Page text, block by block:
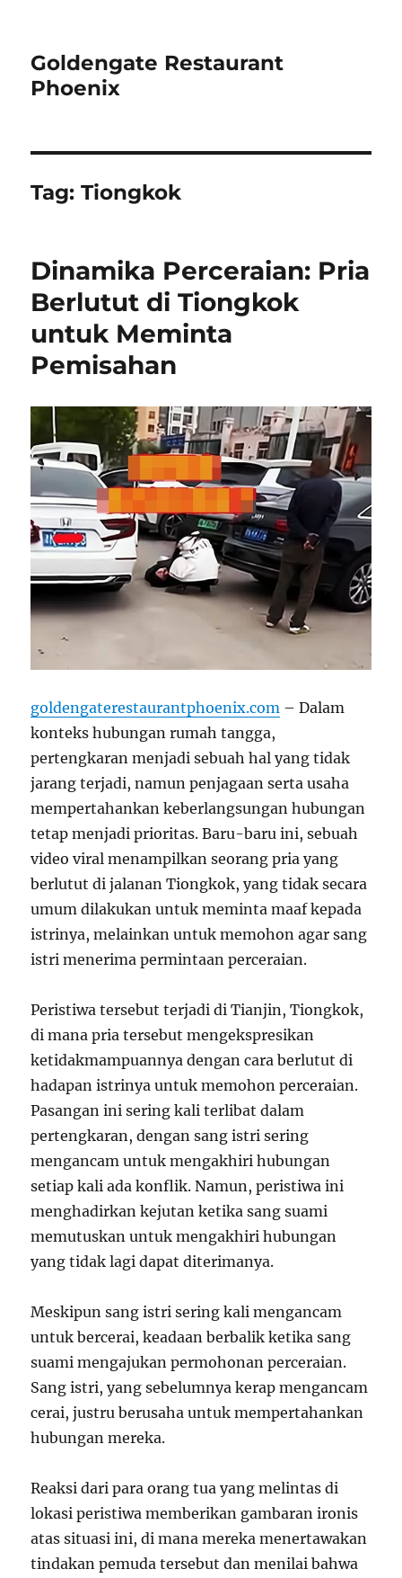
Goldengate Restaurant
Phoenix
Tag:Tiongkok
Dinamika Perceraian: Pria
Berlutut di Tiongkok
untuk Meminta
Pemisahan
goldengaterestaurantphoenix.com – Dalam
konteks hubungan rumah tangga,
pertengkaran menjadi sebuah hal yang tidak
jarang terjadi, namun penjagaan serta usaha
mempertahankan keberlangsungan hubungan
tetap menjadi prioritas. Baru-baru ini, sebuah
video viral menampilkan seorang pria yang
berlutut di jalanan Tiongkok, yang tidak secara
umum dilakukan untuk meminta maaf kepada
istrinya, melainkan untuk memohon agar sang
istri menerima permintaan perceraian.
Peristiwa tersebut terjadi di Tianjin, Tiongkok,
di mana pria tersebut mengekspresikan
ketidakmampuannya dengan cara berlutut di
hadapan istrinya untuk memohon perceraian.
Pasangan ini sering kali terlibat dalam
pertengkaran, dengan sang istri sering
mengancam untuk mengakhiri hubungan
setiap kali ada konflik. Namun, peristiwa ini
menghadirkan kejutan ketika sang suami
memutuskan untuk mengakhiri hubungan
yang tidak lagi dapat diterimanya.
Meskipun sang istri sering kali mengancam
untuk bercerai, keadaan berbalik ketika sang
suami mengajukan permohonan perceraian.
Sang istri, yang sebelumnya kerap mengancam
cerai, justru berusaha untuk mempertahankan
hubungan mereka.
Reaksi dari para orang tua yang melintas di
lokasi peristiwa memberikan gambaran ironis
atas situasi ini, di mana mereka menertawakan
tindakan pemuda tersebut dan menilai bahwa